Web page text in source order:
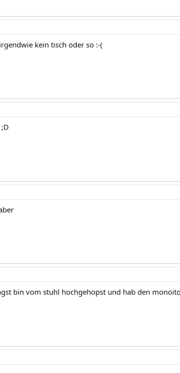
kein tisch oder so :-(
bin vom stuhl hochgehopst und hab den